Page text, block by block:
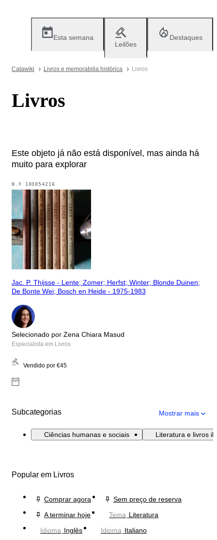
Esta semana
Leilões
Destaques
Catawiki Livros e memorabilia histórica Livros
Livros
Este objeto já não está disponível, mas ainda há
muito para explorar
N.º 103054216
Jac. P. Thijsse - Lente; Zomer; Herfst; Winter; Blonde Duinen;
De Bonte Wei; Bosch en Heide - 1975-1983
Selecionado por Zena Chiara Masud
Especialista em Livros
Vendido por €45
Subcategorias Mostrar mais
Ciências humanas e sociais Literatura e livros
Popular em Livros
Comprar agora
Sem preço de reserva
A terminar hoje
Tema Literatura
Idioma Inglês Idioma Italiano